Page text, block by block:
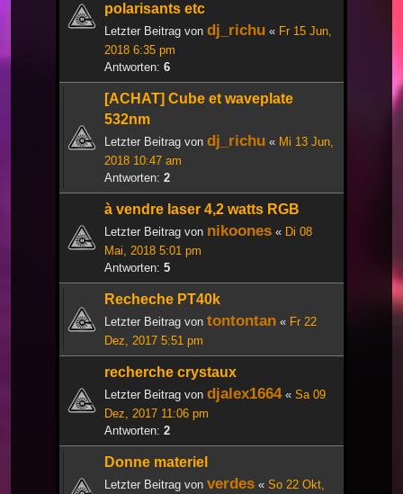
polarisants etc
Letzter Beitrag von dj_richu « Fr 15 Jun,
2018 6:35 pm
Antworten: 6
[ACHAT] Cube et waveplate
532nm
Letzter Beitrag von dj_richu « Mi 13 Jun,
2018 10:47 am
Antworten: 2
à vendre laser 4,2 watts RGB
Letzter Beitrag von nikoones « Di 08
Mai, 2018 5:01 pm
Antworten: 5
Recheche PT40k
Letzter Beitrag von tontontan « Fr 22
Dez, 2017 5:51 pm
recherche crystaux
Letzter Beitrag von djalex1664« Sa 09
Dez, 2017 11:06 pm
Antworten: 2
Donne materiel
Letzter Beitrag von verdes « So 22 Okt,